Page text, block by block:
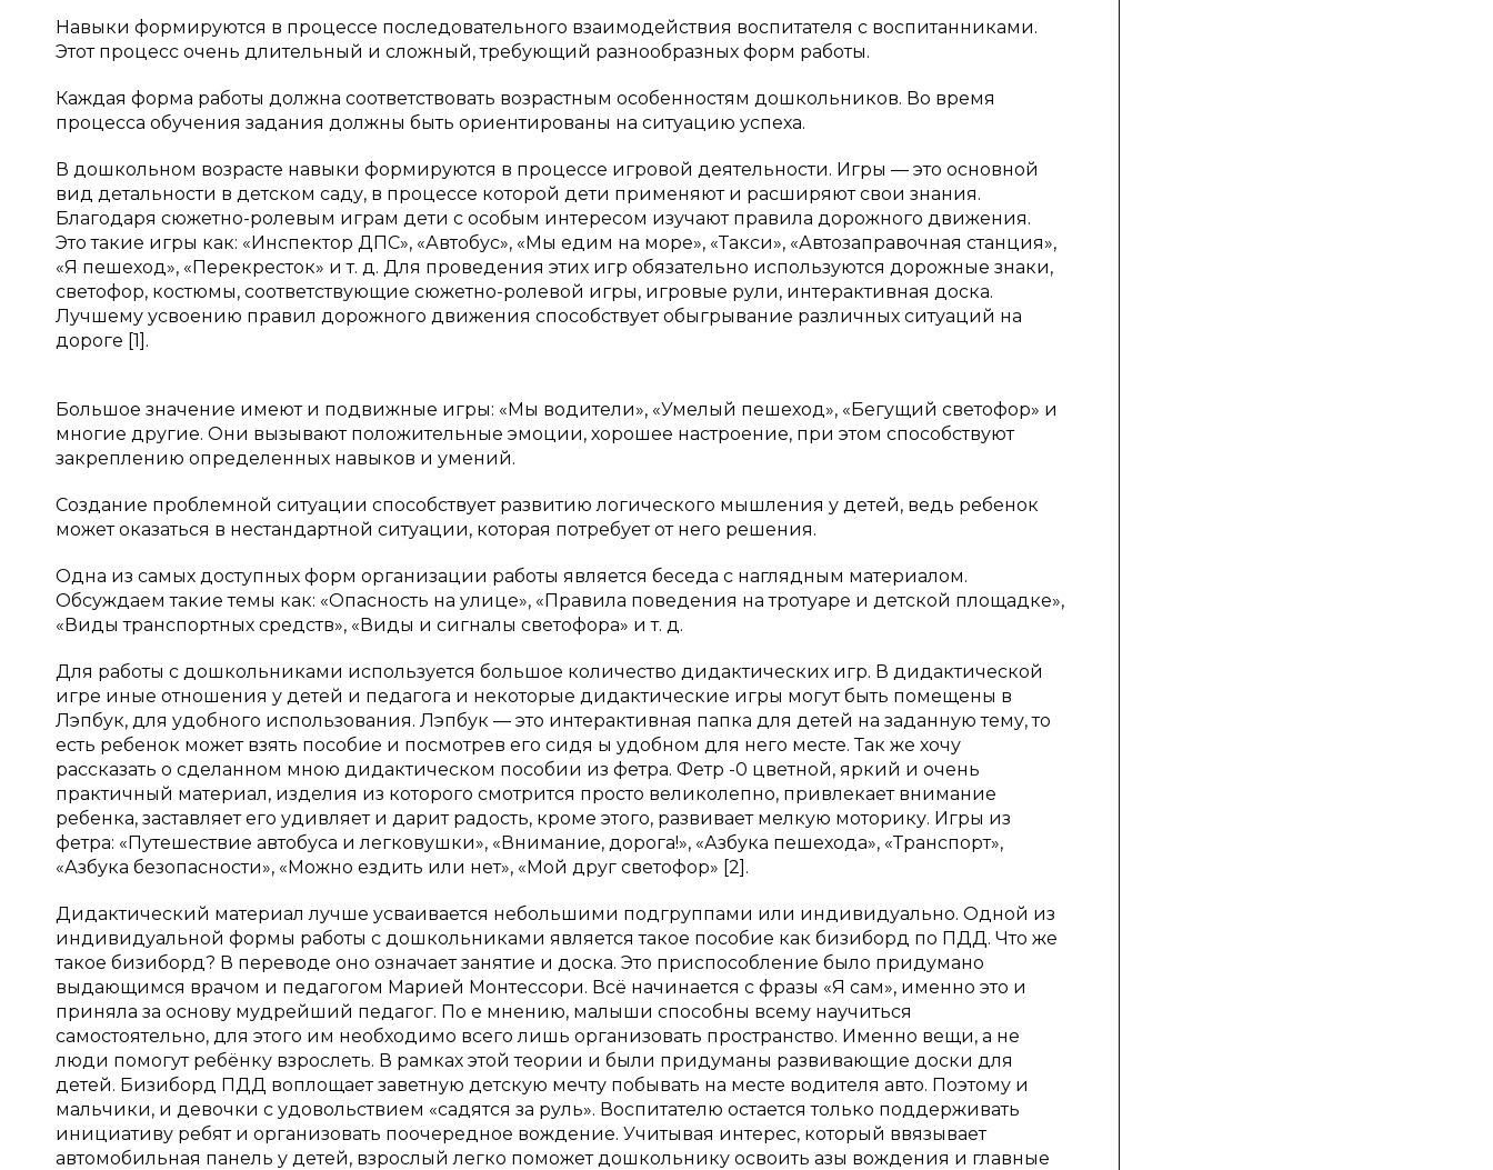
Навыки формируются в процессе последовательного взаимодействия воспитателя с воспитанниками.
Этот процесс очень длительный и сложный, требующий разнообразных форм работы.
Каждая форма работы должна соответствовать возрастным особенностям дошкольников. Во время
процесса обучения задания должны быть ориентированы на ситуацию успеха.
В дошкольном возрасте навыки формируются в процессе игровой деятельности. Игры — это основной
вид детальности в детском саду, в процессе которой дети применяют и расширяют свои знания.
Благодаря сюжетно-ролевым играм дети с особым интересом изучают правила дорожного движения.
Это такие игры как: «Инспектор ДПС», «Автобус», «Мы едим на море», «Такси», «Автозаправочная станция»,
«Я пешеход», «Перекресток» и т. д. Для проведения этих игр обязательно используются дорожные знаки,
светофор, костюмы, соответствующие сюжетно-ролевой игры, игровые рули, интерактивная доска.
Лучшему усвоению правил дорожного движения способствует обыгрывание различных ситуаций на
дороге [1].
Большое значение имеют и подвижные игры: «Мы водители», «Умелый пешеход», «Бегущий светофор» и
многие другие. Они вызывают положительные эмоции, хорошее настроение, при этом способствуют
закреплению определенных навыков и умений.
Создание проблемной ситуации способствует развитию логического мышления у детей, ведь ребенок
может оказаться в нестандартной ситуации, которая потребует от него решения.
Одна из самых доступных форм организации работы является беседа с наглядным материалом.
Обсуждаем такие темы как: «Опасность на улице», «Правила поведения на тротуаре и детской площадке»,
«Виды транспортных средств», «Виды и сигналы светофора» и т. д.
Для работы с дошкольниками используется большое количество дидактических игр. В дидактической
игре иные отношения у детей и педагога и некоторые дидактические игры могут быть помещены в
Лэпбук, для удобного использования. Лэпбук — это интерактивная папка для детей на заданную тему, то
есть ребенок может взять пособие и посмотрев его сидя ы удобном для него месте. Так же хочу
рассказать о сделанном мною дидактическом пособии из фетра. Фетр -0 цветной, яркий и очень
практичный материал, изделия из которого смотрится просто великолепно, привлекает внимание
ребенка, заставляет его удивляет и дарит радость, кроме этого, развивает мелкую моторику. Игры из
фетра: «Путешествие автобуса и легковушки», «Внимание, дорога!», «Азбука пешехода», «Транспорт»,
«Азбука безопасности», «Можно ездить или нет», «Мой друг светофор» [2].
Дидактический материал лучше усваивается небольшими подгруппами или индивидуально. Одной из
индивидуальной формы работы с дошкольниками является такое пособие как бизиборд по ПДД. Что же
такое бизиборд? В переводе оно означает занятие и доска. Это приспособление было придумано
выдающимся врачом и педагогом Марией Монтессори. Всё начинается с фразы «Я сам», именно это и
приняла за основу мудрейший педагог. По е мнению, малыши способны всему научиться
самостоятельно, для этого им необходимо всего лишь организовать пространство. Именно вещи, а не
люди помогут ребёнку взрослеть. В рамках этой теории и были придуманы развивающие доски для
детей. Бизиборд ПДД воплощает заветную детскую мечту побывать на месте водителя авто. Поэтому и
мальчики, и девочки с удовольствием «садятся за руль». Воспитателю остается только поддерживать
инициативу ребят и организовать поочередное вождение. Учитывая интерес, который ввязывает
автомобильная панель у детей, взрослый легко поможет дошкольнику освоить азы вождения и главные